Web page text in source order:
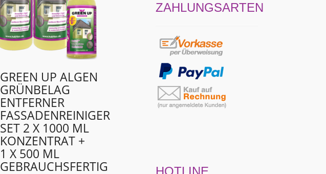
GREEN UP ALGEN
GRÜNBELAG
ENTFERNER
FASSADENREINIGER
SET 2 X 1000 ML
KONZENTRAT +
1 X 500 ML
GEBRAUCHSFERTIG
ZAHLUNGSARTEN
HOTLINE